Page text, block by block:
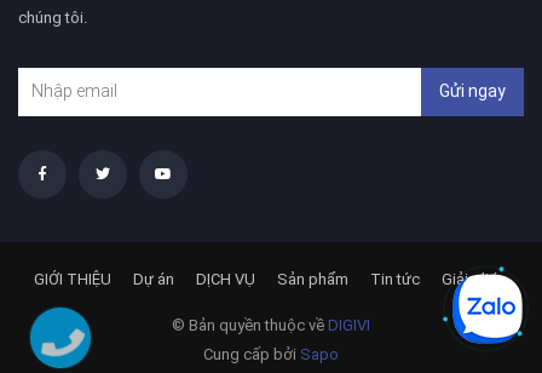
chúng tôi.
Gửi ngay
© Bản quyền thuộc về DIGIVI
Cung cấp bởi Sapo
GIỚI THIỆU Dự án DỊCH VỤ Sản phẩm Tin tức Giải pháp